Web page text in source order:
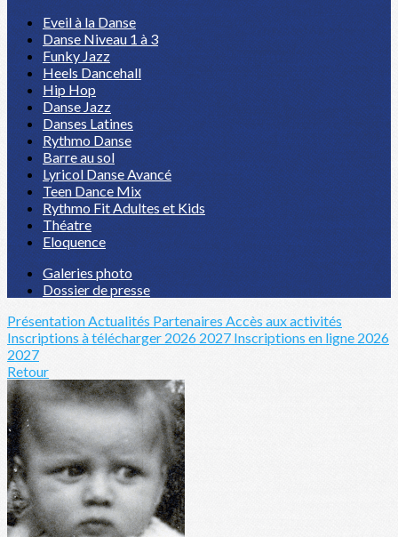
Eveil à la Danse
Danse Niveau 1 à 3
Funky Jazz
Heels Dancehall
Hip Hop
Danse Jazz
Danses Latines
Rythmo Danse
Barre au sol
Lyricol Danse Avancé
Teen Dance Mix
Rythmo Fit Adultes et Kids
Théatre
Eloquence
Galeries photo
Dossier de presse
PrésentationActualités Partenaires Accès aux activités
Inscriptions à télécharger 2026 2027 Inscriptions en ligne 2026
2027
Retour